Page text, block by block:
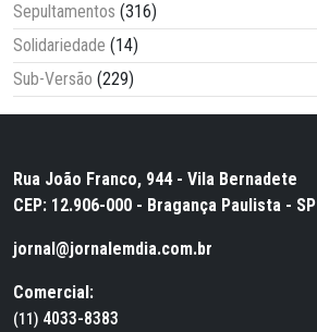
Sepultamentos (316)
Solidariedade (14)
Sub-Versão (229)
Rua João Franco, 944 - Vila Bernadete
CEP: 12.906-000 - Bragança Paulista - SP
jornal@jornalemdia.com.br
Comercial:
(11) 4033-8383